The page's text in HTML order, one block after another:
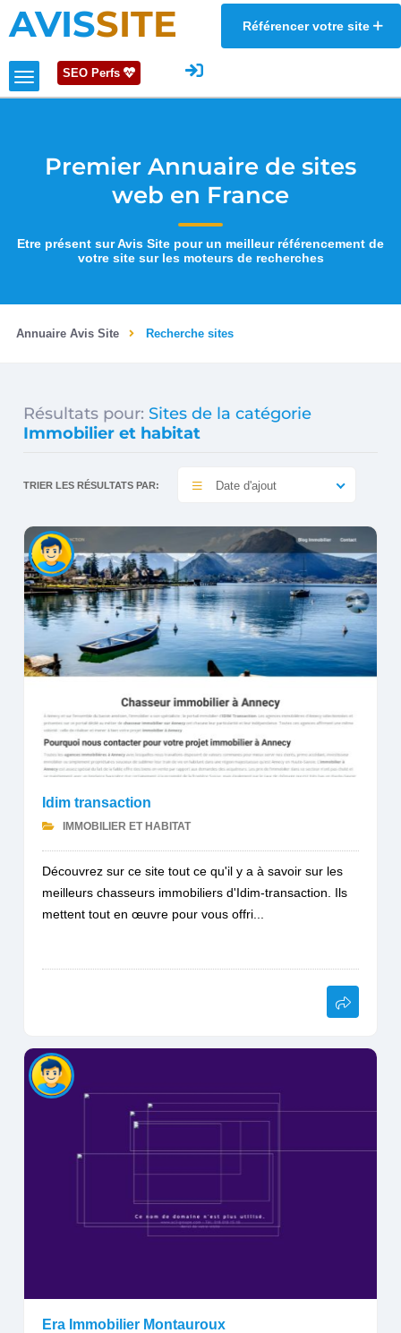
AVISSITE Référencer votre site
SEO Perfs
Premier Annuaire de sites
web en France
Etre présent sur Avis Site pour un meilleur référencement de
votre site sur les moteurs de recherches
Annuaire Avis Site Recherche sites
Résultats pour: Sites de la catégorie
Immobilier et habitat
TRIER LES RÉSULTATS PAR: Date d'ajout
Idim transaction
IMMOBILIER ET HABITAT
Découvrez sur ce site tout ce qu'il y a à savoir sur les
meilleurs chasseurs immobiliers d'Idim-transaction. Ils
mettent tout en œuvre pour vous offri...
Era Immobilier Montauroux